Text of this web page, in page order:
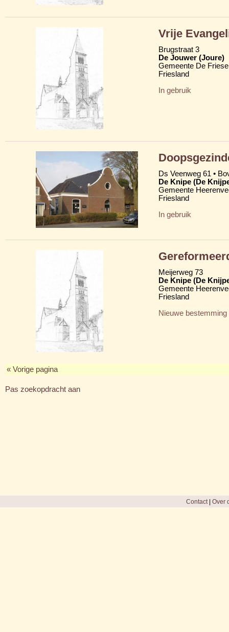
Vrije
Brugstraat 3
De Jouwer (Joure)
Gemeente De
Friesland
In gebruik
Ds Veenweg 61 •
De Knipe (De
Gemeente
Friesland
In gebruik
Meijerweg 73
De Knipe (De
Gemeente
Friesland
Nieuwe bestemming
« Vorige pagina
Pas zoekopdracht aan
Contact| Over